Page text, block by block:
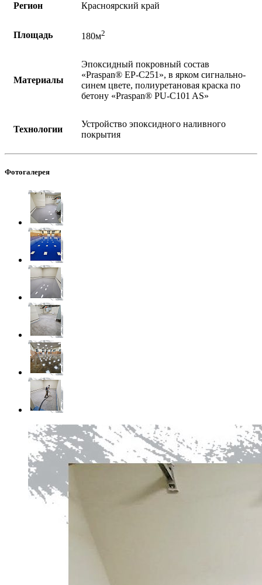
Регион Красноярский край
Площадь 180м2
Материалы
Эпоксидный покровный состав
«Praspan® ЕP-C251», в ярком сигнально-
синем цвете, полиуретановая краска по
бетону «Praspan® PU-C101 AS»
Технологии
Устройство эпоксидного наливного
покрытия
Фотогалерея